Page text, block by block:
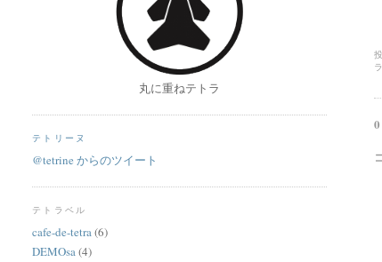
丸に重ねテトラ
テトリーヌ
@tetrine からのツイート
テトラベル
cafe-de-tetra(6)
DEMOsa(4)